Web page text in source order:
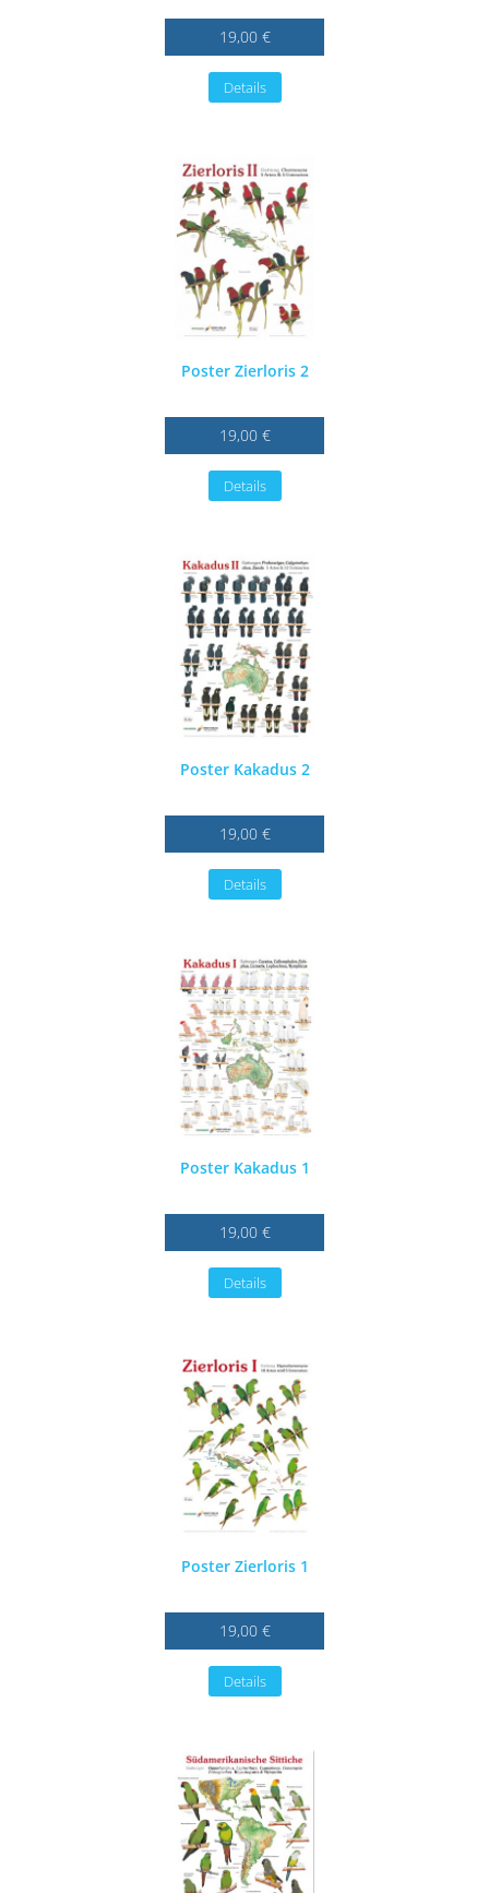
19,00 €
Details
Poster Zierloris 2
19,00 €
Details
Poster Kakadus 2
19,00 €
Details
Poster Kakadus 1
19,00 €
Details
Poster Zierloris 1
19,00 €
Details